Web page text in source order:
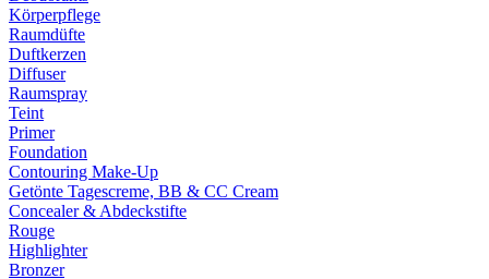
Körperpflege
Raumdüfte
Duftkerzen
Diffuser
Raumspray
Teint
Primer
Foundation
Contouring Make-Up
Getönte Tagescreme, BB & CC Cream
Concealer & Abdeckstifte
Rouge
Highlighter
Bronzer